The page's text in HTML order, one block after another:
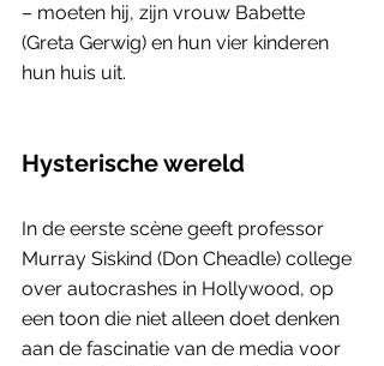
– moeten hij, zijn vrouw Babette
(Greta Gerwig) en hun vier kinderen
hun huis uit.
Hysterische wereld
In de eerste scène geeft professor
Murray Siskind (Don Cheadle) college
over autocrashes in Hollywood, op
een toon die niet alleen doet denken
aan de fascinatie van de media voor